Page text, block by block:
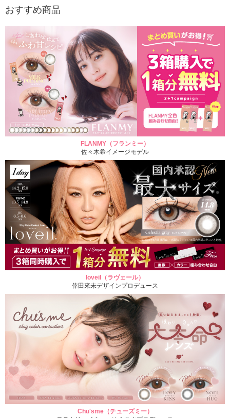
おすすめ商品
FLANMY（フランミー）
佐々木希イメージモデル
loveil（ラヴェール）
倖田來未デザインプロデュース
Chu'sme（チューズミー）